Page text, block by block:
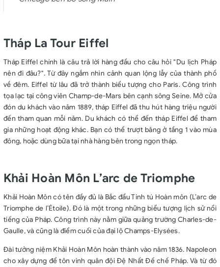
Tháp La Tour Eiffel
Tháp Eiffel chính là câu trả lời hàng đầu cho câu hỏi "Du lịch Pháp
nên đi đâu?". Từ đây ngắm nhìn cảnh quan lộng lẫy của thành phố
về đêm. Eiffel từ lâu đã trở thành biểu tượng cho Paris. Công trình
tọa lạc tại công viên Champ-de-Mars bên cạnh sông Seine. Mở cửa
đón du khách vào năm 1889, tháp Eiffel đã thu hút hàng triệu người
đến tham quan mỗi năm. Du khách có thể đến tháp Eiffel để tham
gia những hoạt động khác. Bạn có thể trượt băng ở tầng 1 vào mùa
đông, hoặc dùng bữa tại nhà hàng bên trong ngọn tháp.
Khải Hoàn Môn L’arc de Triomphe
Khải Hoàn Môn có tên đầy đủ là Bắc đẩu Tinh tú Hoàn môn (L’arc de
Triomphe de l’Étoile). Đó là một trong những biểu tượng lịch sử nổi
tiếng của Pháp. Công trình này nằm giữa quảng trường Charles-de-
Gaulle, và cũng là điểm cuối của đại lộ Champs-Elysées.
Đài tưởng niệm Khải Hoàn Môn hoàn thành vào năm 1836. Napoleon
cho xây dựng để tôn vinh quân đội Đệ Nhất Đế chế Pháp. Và từ đó